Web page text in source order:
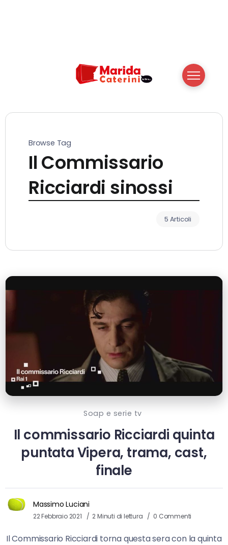
Browse Tag
Il Commissario
Ricciardi sinossi
5 Articoli
Soap e serie tv
Il commissario Ricciardi quinta
puntata Vipera, trama, cast,
finale
Massimo Luciani
22 Febbraio 2021 2 Minuti di lettura 0 Commenti
Il Commissario Ricciardi torna questa sera con la quinta